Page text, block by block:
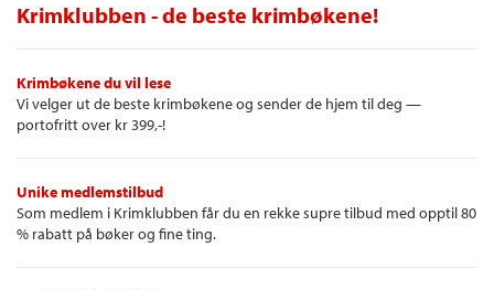
Krimklubben - de beste krimbøkene!
Krimbøkene du vil lese
Vi velger ut de beste krimbøkene og sender de hjem til deg —
portofritt over kr 399,-!
Unike medlemstilbud
Som medlem i Krimklubben får du en rekke supre tilbud med opptil 80
% rabatt på bøker og fine ting.